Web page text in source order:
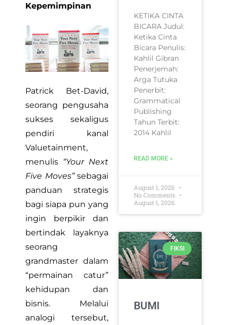
Kepemimpinan
Patrick Bet-David,
seorang pengusaha
sukses sekaligus
pendiri kanal
Valuetainment,
menulis “Your Next
Five Moves” sebagai
panduan strategis
bagi siapa pun yang
ingin berpikir dan
bertindak layaknya
seorang
grandmaster dalam
“permainan catur”
kehidupan dan
bisnis. Melalui
analogi tersebut,
KETIKA CINTA
BICARA Judul:
Ketika Cinta
Bicara Penulis:
Kahlil Gibran
Penerjemah:
Arga Tutuka
Penerbit:
Grammatical
Publishing
Tahun Terbit:
2014 Kahlil
READ MORE »
August 1, 2026
No Comments
August 1, 2026
FIKSI
BUMI